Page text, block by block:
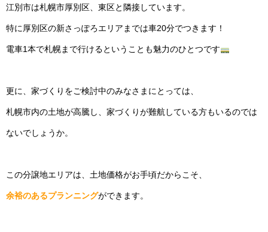
江別市は札幌市厚別区、東区と隣接しています。
特に厚別区の新さっぽろエリアまでは車20分でつきます！
電車1本で札幌まで行けるということも魅力のひとつです
更に、家づくりをご検討中のみなさまにとっては、
札幌市内の土地が高騰し、家づくりが難航している方もいるのでは
ないでしょうか。
この分譲地エリアは、土地価格がお手頃だからこそ、
余裕のあるプランニングができます。